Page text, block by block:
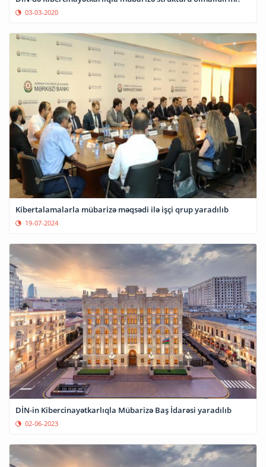
03-03-2020
Kibertalamalarla mübarizə məqsədi ilə işçi qrup yaradılıb
19-07-2024
DİN-in Kibercinayətkarlıqla Mübarizə Baş İdarəsi yaradılıb
02-06-2023